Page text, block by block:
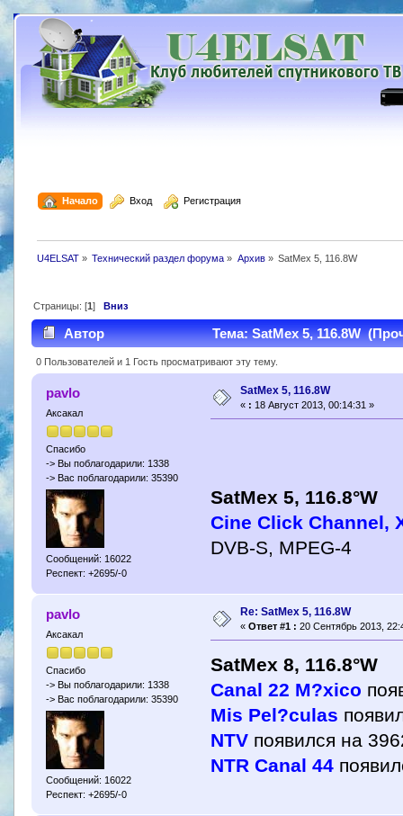
Начало Вход Регистрация
U4ELSAT» Технический раздел форума » Архив» SatMex 5, 116.8W
Страницы: [1] Вниз
Автор Тема: SatMex 5, 116.8W
0 Пользователей и 1 Гость просматривают эту тему.
pavlo
Аксакал
Спасибо
-> Вы поблагодарили: 1338
-> Вас поблагодарили: 35390
Сообщений: 16022
Респект: +2695/-0
SatMex 5, 116.8W
« : 18 Август 2013, 00:14:31 »
SatMex 5, 116.8°W
Cine Click Channel,
DVB-S, MPEG-4
pavlo
Аксакал
Спасибо
-> Вы поблагодарили: 1338
-> Вас поблагодарили: 35390
Сообщений: 16022
Респект: +2695/-0
Re: SatMex 5, 116.8W
« Ответ #1 : 20 Сентябрь 2013,
SatMex 8, 116.8°W
Canal 22 M?xico
Mis Pel?culas
NTV появился на
NTR Canal 44